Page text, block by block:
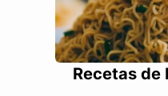
Recetas de